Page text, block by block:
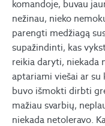
komandoje, buvau
nežinau, nieko
parengti medžiagą
supažindinti, kas
reikia daryti, niekada
aptariami viešai ar su
buvo išmokti dirbti
mažiau svarbių,
niekada netoleravo.